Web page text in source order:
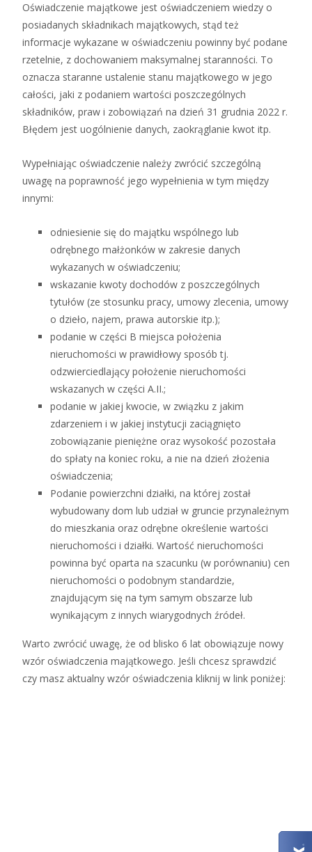
Oświadczenie majątkowe jest oświadczeniem wiedzy o
posiadanych składnikach majątkowych, stąd też
informacje wykazane w oświadczeniu powinny być podane
rzetelnie, z dochowaniem maksymalnej staranności. To
oznacza staranne ustalenie stanu majątkowego w jego
całości, jaki z podaniem wartości poszczególnych
składników, praw i zobowiązań na dzień 31 grudnia 2022 r.
Błędem jest uogólnienie danych, zaokrąglanie kwot itp.
Wypełniając oświadczenie należy zwrócić szczególną
uwagę na poprawność jego wypełnienia w tym między
innymi:
odniesienie się do majątku wspólnego lub
odrębnego małżonków w zakresie danych
wykazanych w oświadczeniu;
wskazanie kwoty dochodów z poszczególnych
tytułów (ze stosunku pracy, umowy zlecenia, umowy
o dzieło, najem, prawa autorskie itp.);
podanie w części B miejsca położenia
nieruchomości w prawidłowy sposób tj.
odzwierciedlający położenie nieruchomości
wskazanych w części A.II.;
podanie w jakiej kwocie, w związku z jakim
zdarzeniem i w jakiej instytucji zaciągnięto
zobowiązanie pieniężne oraz wysokość pozostała
do spłaty na koniec roku, a nie na dzień złożenia
oświadczenia;
Podanie powierzchni działki, na której został
wybudowany dom lub udział w gruncie przynależnym
do mieszkania oraz odrębne określenie wartości
nieruchomości i działki. Wartość nieruchomości
powinna być oparta na szacunku (w porównaniu) cen
nieruchomości o podobnym standardzie,
znajdującym się na tym samym obszarze lub
wynikającym z innych wiarygodnych źródeł.
Warto zwrócić uwagę, że od blisko 6 lat obowiązuje nowy
wzór oświadczenia majątkowego. Jeśli chcesz sprawdzić
czy masz aktualny wzór oświadczenia kliknij w link poniżej: